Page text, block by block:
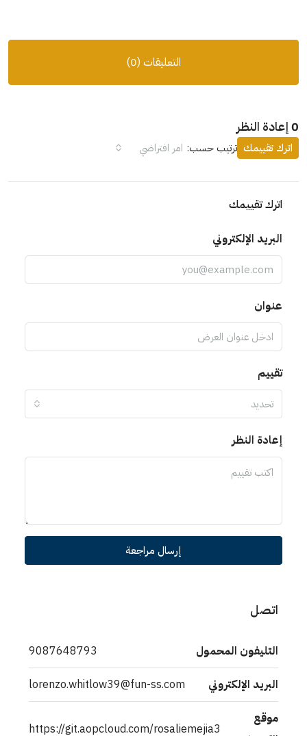
التعليقات (0)
0 إعادة النظر
ترتيب حسب: امر افتراضي اترك تقييمك
اترك تقييمك
البريد الإلكتروني
عنوان
تقييم
تحديد
إعادة النظر
إرسال مراجعة
اتصل
التليفون المحمول 9087648793
البريد الإلكتروني lorenzo.whitlow39@fun-ss.com
موقع
https://git.aopcloud.com/rosaliemejia3